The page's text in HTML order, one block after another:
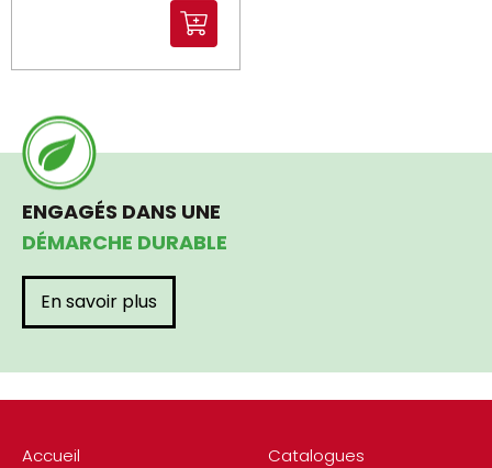
Accueil
Catalogues
ENGAGÉS DANS UNE
DÉMARCHE DURABLE
En savoir plus